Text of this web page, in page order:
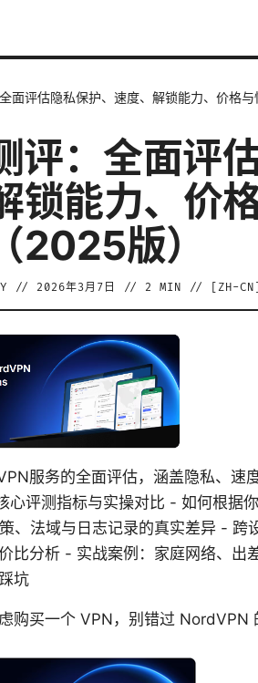
面评估隐私保护、速度、解锁能力、价格与
评：全面评
锁能力、价
2025版）
// 2026年3月7日 // 2 MIN // [ ZH-CN
服务的全面评估，涵盖隐私、速
心评测指标与实操对比 - 如何根据
、法域与日志记录的真实差异 - 跨
比分析 - 实战案例：家庭网络、
坑
购买一个 VPN，别错过 NordVPN